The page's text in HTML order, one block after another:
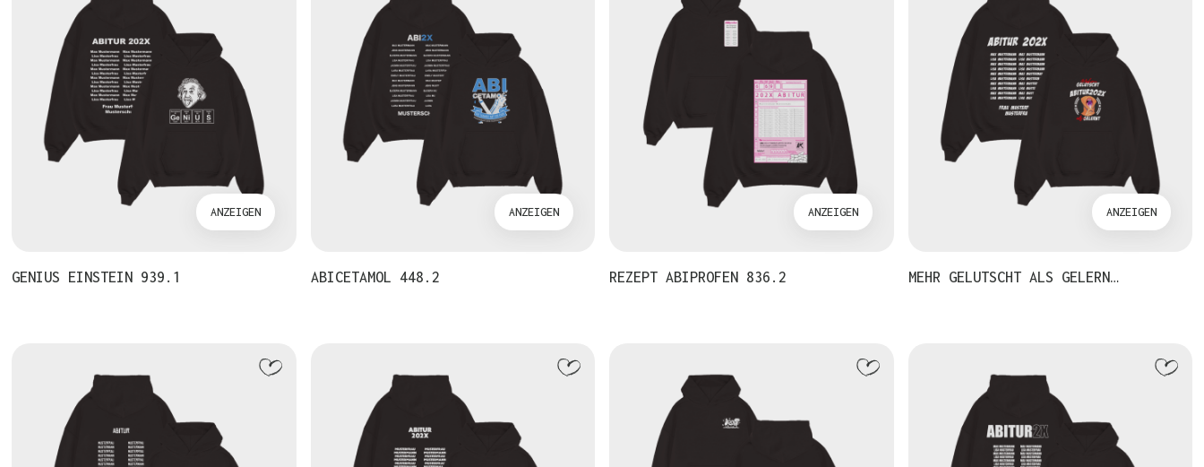
ANZEIGEN
GENIUS EINSTEIN 939.1
ANZEIGEN
ABICETAMOL 448.2
ANZEIGEN
REZEPT ABIPROFEN 836.2
ANZEIGEN
MEHR GELUTSCHT ALS GELERN…